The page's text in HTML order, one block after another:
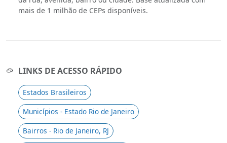
mais de 1 milhão de CEPs disponíveis.
LINKS DE ACESSO RÁPIDO
Estados Brasileiros
Municípios - Estado Rio de Janeiro
Bairros - Rio de Janeiro, RJ